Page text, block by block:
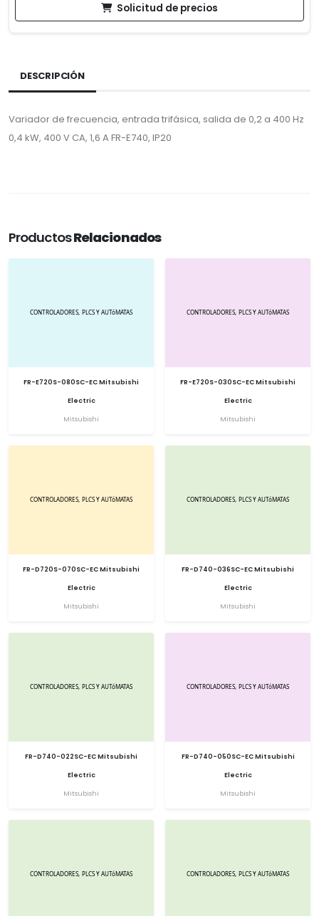
Solicitud de precios
DESCRIPCIÓN
Variador de frecuencia, entrada trifásica, salida de 0,2 a 400 Hz
0,4 kW, 400 V CA, 1,6 A FR-E740, IP20
ProductosRelacionados
FR-E720S-080SC-EC Mitsubishi
Electric
Mitsubishi
FR-E720S-030SC-EC Mitsubishi
Electric
Mitsubishi
FR-D720S-070SC-EC Mitsubishi
Electric
Mitsubishi
FR-D740-036SC-EC Mitsubishi
Electric
Mitsubishi
FR-D740-022SC-EC Mitsubishi
Electric
Mitsubishi
FR-D740-050SC-EC Mitsubishi
Electric
Mitsubishi